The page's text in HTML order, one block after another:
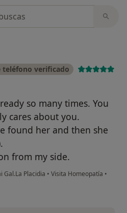
teléfono verificado
so many times. You
cares about you.
found her and then she
from my side.
Gal.La Placidia • Visita Homeopatía •